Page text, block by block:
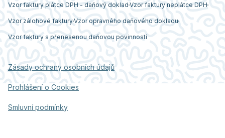
Vzor faktury plátce DPH - daňový doklad Vzor faktury neplátce DPH
Vzor zálohové fakturyVzor opravného daňového dokladu
Vzor faktury s přenesenou daňovou povinností
Zásady ochrany osobních údajů
Prohlášení o Cookies
Smluvní podmínky